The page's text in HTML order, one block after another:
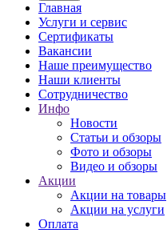
Главная
Услуги и сервис
Сертификаты
Вакансии
Наше преимущество
Наши клиенты
Сотрудничество
Инфо
Новости
Статьи и обзоры
Фото и обзоры
Видео и обзоры
Акции
Акции на товары
Акции на услуги
Оплата